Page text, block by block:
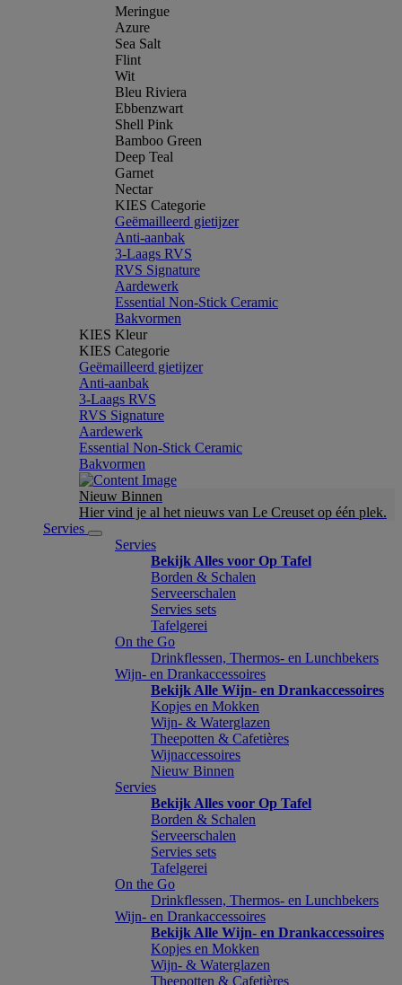
Meringue
Azure
Sea Salt
Flint
Wit
Bleu Riviera
Ebbenzwart
Shell Pink
Bamboo Green
Deep Teal
Garnet
Nectar
KIES Categorie
Geëmailleerd gietijzer
Anti-aanbak
3-Laags RVS
RVS Signature
Aardewerk
Essential Non-Stick Ceramic
Bakvormen
KIES Kleur
KIES Categorie
Geëmailleerd gietijzer
Anti-aanbak
3-Laags RVS
RVS Signature
Aardewerk
Essential Non-Stick Ceramic
Bakvormen
Nieuw Binnen
Hier vind je al het nieuws van Le Creuset op één plek.
Servies
Servies
Bekijk Alles voor Op Tafel
Borden & Schalen
Serveerschalen
Servies sets
Tafelgerei
On the Go
Drinkflessen, Thermos- en Lunchbekers
Wijn- en Drankaccessoires
Bekijk Alle Wijn- en Drankaccessoires
Kopjes en Mokken
Wijn- & Waterglazen
Theepotten & Cafetières
Wijnaccessoires
Nieuw Binnen
Servies
Bekijk Alles voor Op Tafel
Borden & Schalen
Serveerschalen
Servies sets
Tafelgerei
On the Go
Drinkflessen, Thermos- en Lunchbekers
Wijn- en Drankaccessoires
Bekijk Alle Wijn- en Drankaccessoires
Kopjes en Mokken
Wijn- & Waterglazen
Theepotten & Cafetières